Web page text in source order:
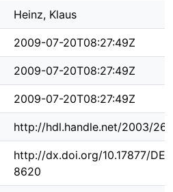
Heinz, Klaus
2009-07-20T08:27:49Z
2009-07-20T08:27:49Z
2009-07-20T08:27:49Z
http://hdl.handle.net/2003/
http://dx.doi.org/10.17877/
8620